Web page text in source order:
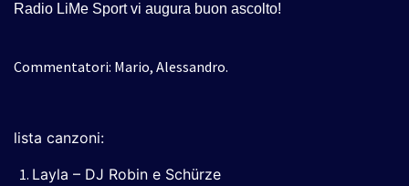
Radio LiMe Sport vi augura buon ascolto!
Commentatori: Mario, Alessandro.
lista canzoni:
Layla – DJ Robin e Schürze